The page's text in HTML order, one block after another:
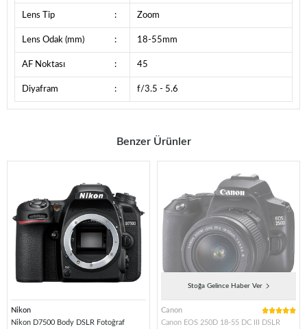
Lens Tip : Zoom
Lens Odak (mm) : 18-55mm
AF Noktası : 45
Diyafram : f/3.5 - 5.6
Benzer Ürünler
Nikon
Nikon D7500 Body DSLR Fotoğraf
Stoğa Gelince Haber Ver
Canon
Canon EOS 250D 18-55 DC III DSLR